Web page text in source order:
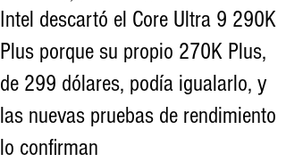
Intel descartó el Core Ultra 9 290K
Plus porque su propio 270K Plus,
de 299 dólares, podía igualarlo, y
las nuevas pruebas de rendimiento
lo confirman